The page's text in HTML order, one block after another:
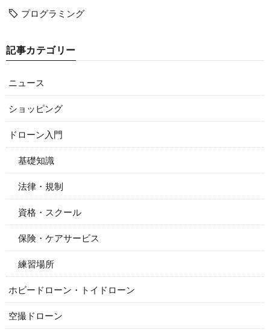
プログラミング
記事カテゴリー
ニュース
ショッピング
ドローン入門
基礎知識
法律・規制
資格・スクール
保険・ケアサービス
練習場所
ホビードローン・トイドローン
空撮ドローン